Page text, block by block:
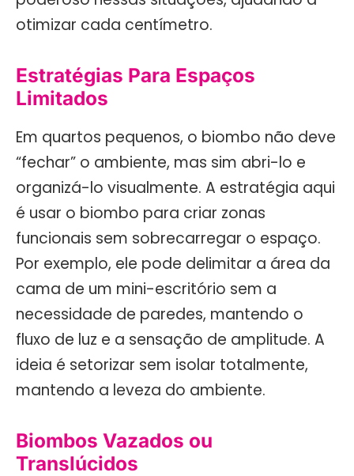
otimizar cada centímetro.
Estratégias Para Espaços
Limitados
Em quartos pequenos, o biombo não deve
“fechar” o ambiente, mas sim abri-lo e
organizá-lo visualmente. A estratégia aqui
é usar o biombo para criar zonas
funcionais sem sobrecarregar o espaço.
Por exemplo, ele pode delimitar a área da
cama de um mini-escritório sem a
necessidade de paredes, mantendo o
fluxo de luz e a sensação de amplitude. A
ideia é setorizar sem isolar totalmente,
mantendo a leveza do ambiente.
Biombos Vazados ou
Translúcidos